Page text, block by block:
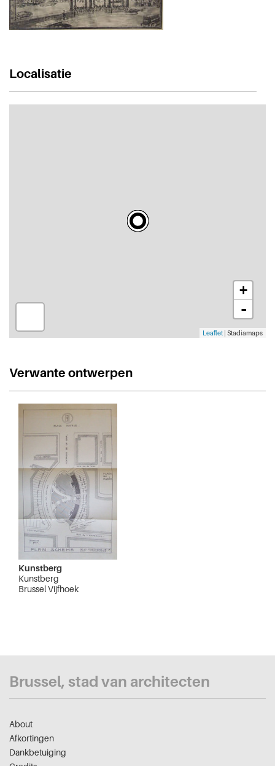
Localisatie
+
-
Leaflet | Stadiamaps
Verwante ontwerpen
Kunstberg
Kunstberg
Brussel Vijfhoek
Brussel, stad van architecten
About
Afkortingen
Dankbetuiging